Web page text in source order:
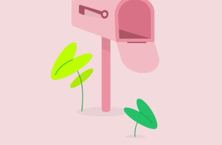
Daten an Drittplattform übermittelt werden. Mehr dazu